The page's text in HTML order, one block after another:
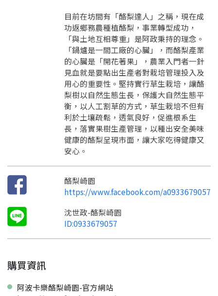
目前在坊間有「酪梨達人」之稱，現在成
功返鄉務農種植酪梨，事業轉型成功，
「與土地互相尊重」是阿政秉持的理念。
「鍋爐是一間工廠的心臟」，而酪梨產業
的心臟是「開花著果」，農業入門者一針
見血就是要點出生產者對栽培管理投入及
用心的重要性。堅持實行草生栽培，讓酪
梨樹以自然生態生長，保護大自然生態平
衡，以人工割草的方式，草生栽培不但有
利於土壤疏鬆，透氣良好，促進根系生
長，落實果樹生產管理，以種出安全美味
健康的酪梨呈現市面，讓大家吃得健康又
安心。
酪梨崎園
https://www.facebook.com/a0933679057
沈世政-酪梨崎園
ID:0933679057
購買資訊
阿波卡樂酪梨崎園-官方網站
要註冊嗎？
嗨~這個 LINE 帳號還沒有註冊過，
只要驗證手機號碼就能完成註冊。
您要繼續嗎？
返回 繼續註冊
請加入LINE好友
請掃描或點擊 QR code
加入「嘉義優鮮」LINE 好友，
才能繼續註冊喔。
點擊加入 LINE 好友
返回 繼續註冊
註冊完成
註冊完成了！
開始填寫申請資料吧~
訊息
確認
要申請新產品嗎？
您的申請資料正在等候審查中，
要申請新產品嗎？
查看申請進度
要看申請秘笈嗎？
想知道怎麼做更容易通過審核嗎？
看看申請教學吧！
點擊「直接申請」按鈕開始填寫申請表。
直接申請
返回首頁